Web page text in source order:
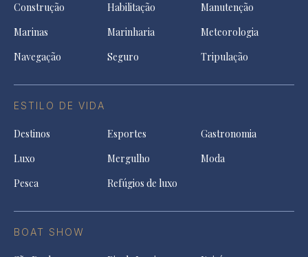
Construção Habilitação
Manutenção
Marinas
Marinharia
Meteorologia
Navegação
Seguro Tripulação
ESTILO DE VIDA
Destinos Esportes
Gastronomia
Luxo
Mergulho
Moda
Pesca
Refúgios de luxo
BOAT SHOW